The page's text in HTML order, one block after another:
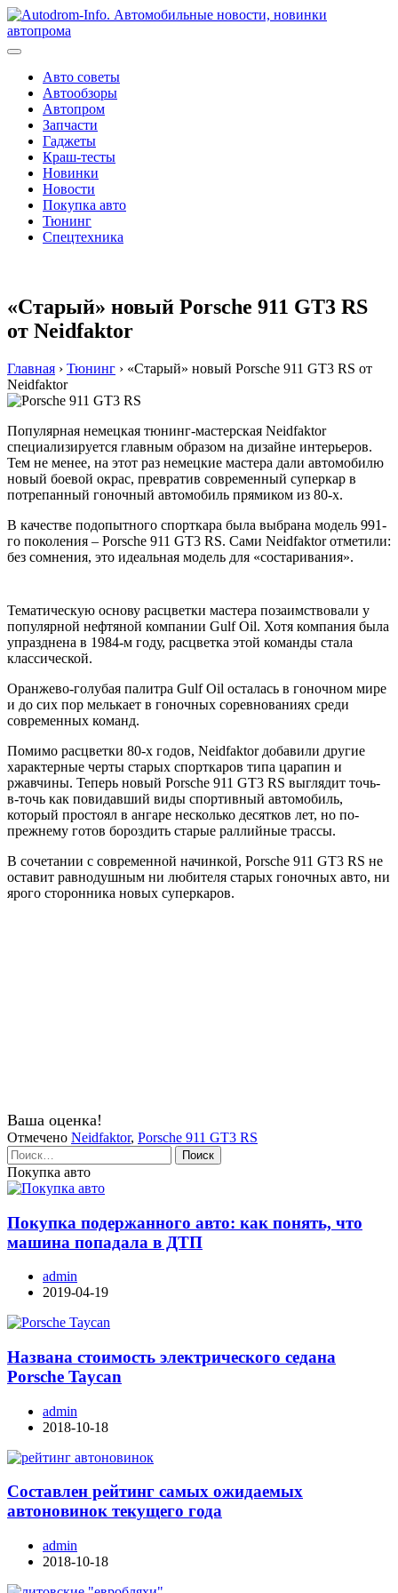
Перейти
к
содержимому
Авто советы
Автообзоры
Автопром
Запчасти
Гаджеты
Краш-тесты
Новинки
Новости
Покупка авто
Тюнинг
Спецтехника
«Старый» новый Porsche 911 GT3 RS
от Neidfaktor
Главная › Тюнинг › «Старый» новый Porsche 911 GT3 RS от
Neidfaktor
Популярная немецкая тюнинг-мастерская Neidfaktor
специализируется главным образом на дизайне интерьеров.
Тем не менее, на этот раз немецкие мастера дали автомобилю
новый боевой окрас, превратив современный суперкар в
потрепанный гоночный автомобиль прямиком из 80-х.
В качестве подопытного спорткара была выбрана модель 991-
го поколения – Porsche 911 GT3 RS. Сами Neidfaktor отметили:
без сомнения, это идеальная модель для «состаривания».
Тематическую основу расцветки мастера позаимствовали у
популярной нефтяной компании Gulf Oil. Хотя компания была
упразднена в 1984-м году, расцветка этой команды стала
классической.
Оранжево-голубая палитра Gulf Oil осталась в гоночном мире
и до сих пор мелькает в гоночных соревнованиях среди
современных команд.
Помимо расцветки 80-х годов, Neidfaktor добавили другие
характерные черты старых спорткаров типа царапин и
ржавчины. Теперь новый Porsche 911 GT3 RS выглядит точь-
в-точь как повидавший виды спортивный автомобиль,
который простоял в ангаре несколько десятков лет, но по-
прежнему готов бороздить старые раллийные трассы.
В сочетании с современной начинкой, Porsche 911 GT3 RS не
оставит равнодушным ни любителя старых гоночных авто, ни
ярого сторонника новых суперкаров.
Ваша оценка!
Отмечено Neidfaktor, Porsche 911 GT3 RS
Найти:
Покупка авто
Покупка подержанного авто: как понять, что
машина попадала в ДТП
admin
2019-04-19
Названа стоимость электрического седана
Porsche Taycan
admin
2018-10-18
Составлен рейтинг самых ожидаемых
автоновинок текущего года
admin
2018-10-18